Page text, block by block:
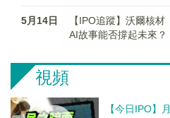
5月14日
【IPO追蹤】沃爾核
AI故事能否撐起未來？
視頻
【今日IPO】